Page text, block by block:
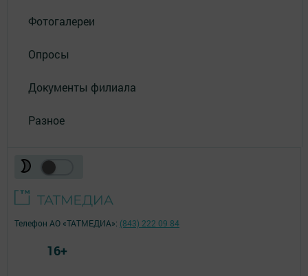
Фотогалереи
Опросы
Документы филиала
Разное
Телефон АО «ТАТМЕДИА»: (843) 222 09 84
16+